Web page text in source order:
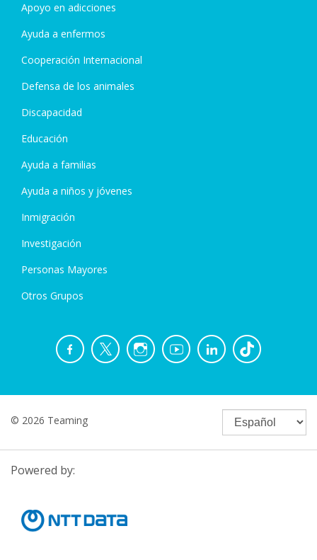
Apoyo en adicciones
Ayuda a enfermos
Cooperación Internacional
Defensa de los animales
Discapacidad
Educación
Ayuda a familias
Ayuda a niños y jóvenes
Inmigración
Investigación
Personas Mayores
Otros Grupos
© 2026 Teaming
Powered by: